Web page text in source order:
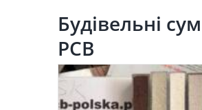
Будівельні
PCB